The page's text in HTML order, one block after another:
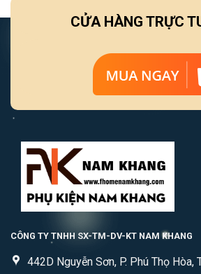
CỬA HÀNG TRỰC
CÔNG TY TNHH SX-TM-DV-KT NAM KHANG
442D Nguyễn Sơn, P. Phú Thọ Hòa,